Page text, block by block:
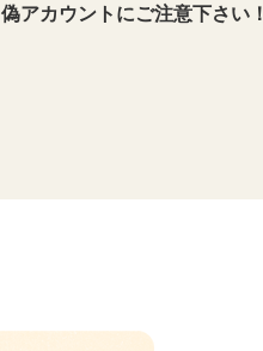
農作業・調理加工体験はこちら